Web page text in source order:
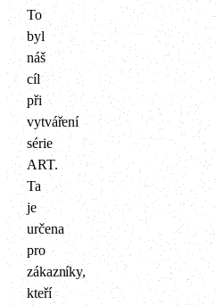
To
byl
náš
cíl
při
vytváření
série
ART.
Ta
je
určena
pro
zákazníky,
kteří